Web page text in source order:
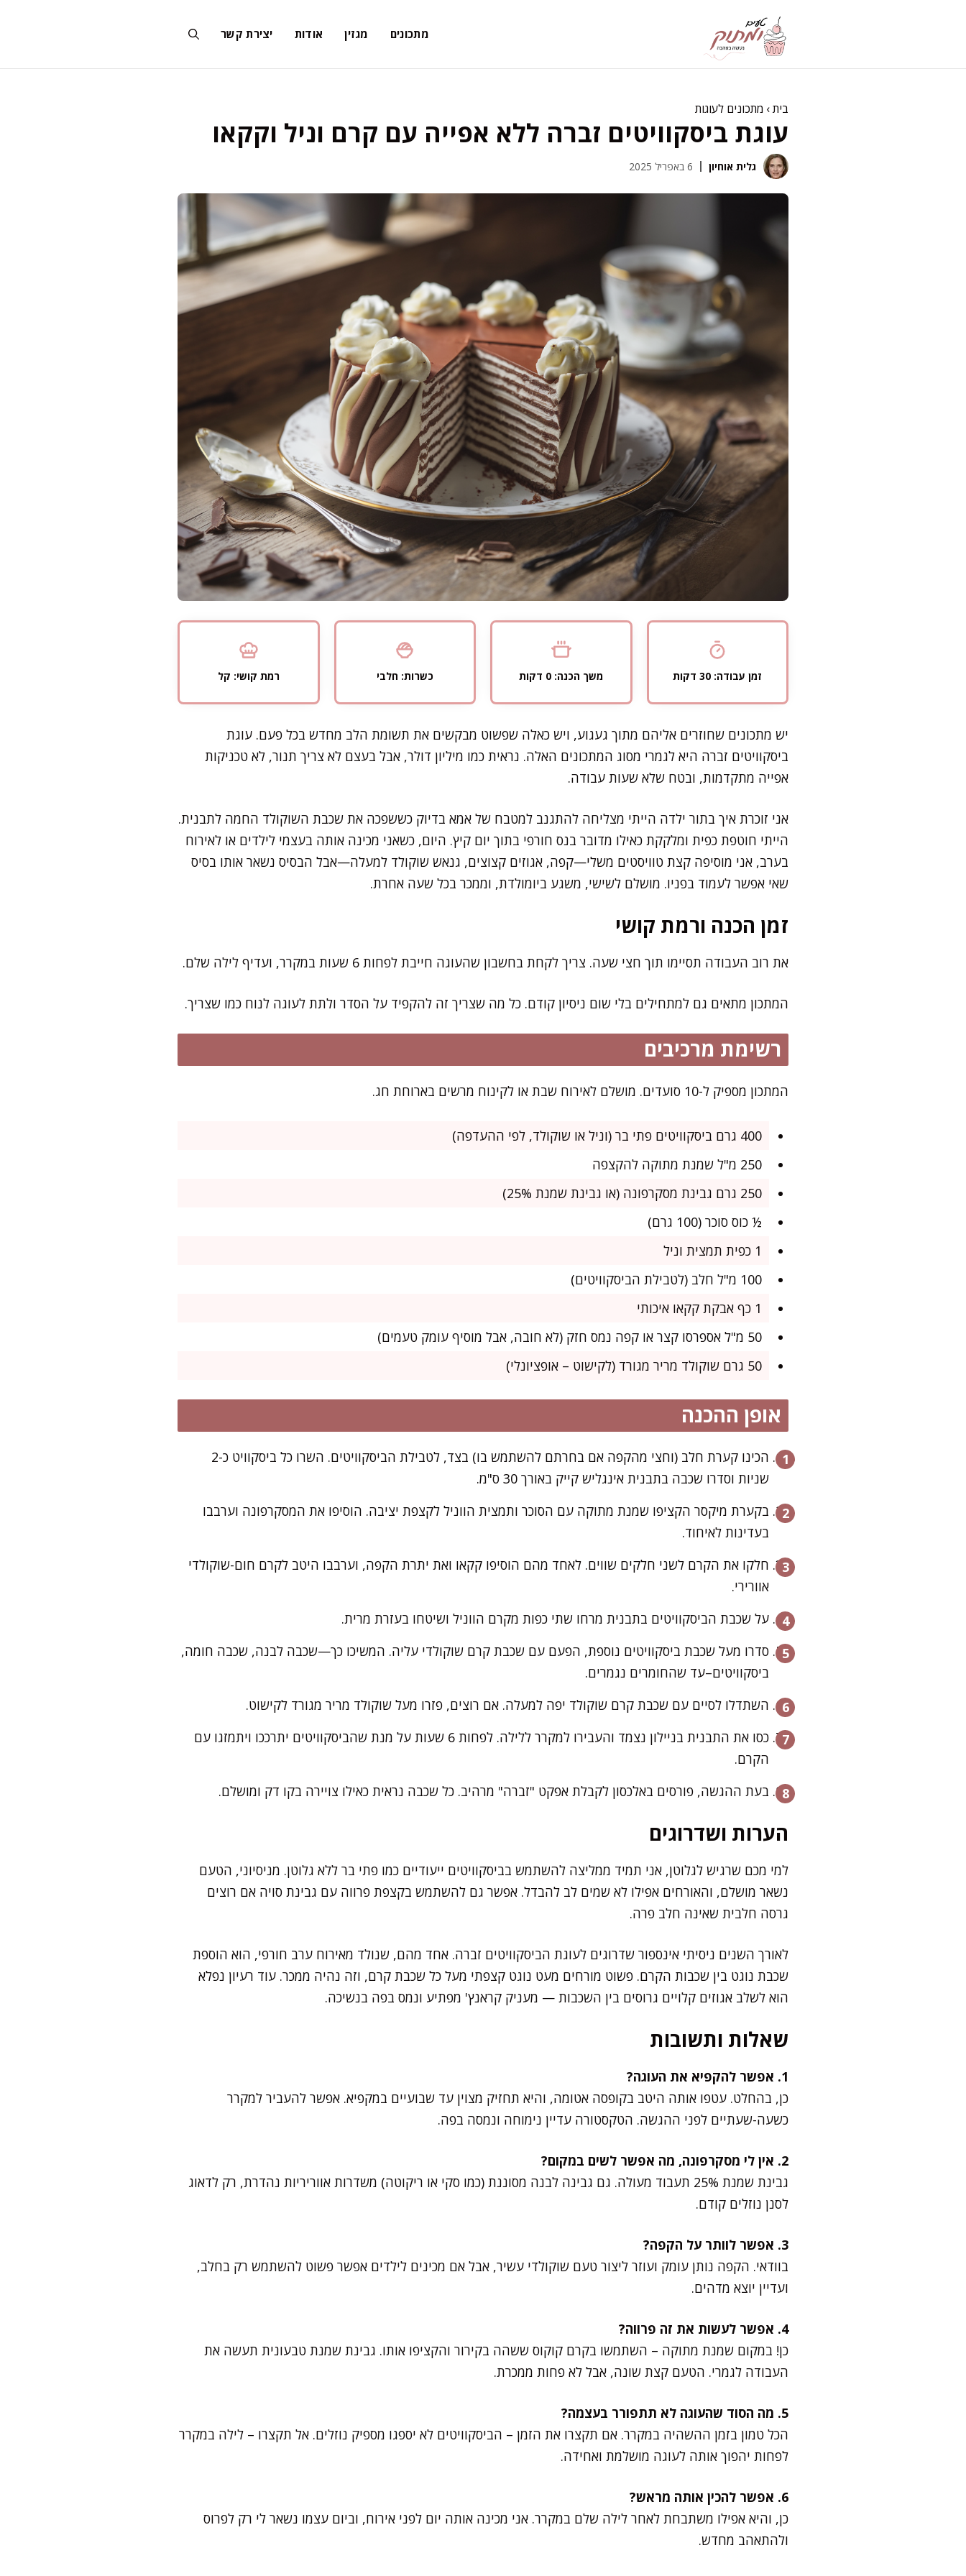
מתכונים מגזין אודות יצירת קשר
בית› מתכונים לעוגות
עוגת ביסקוויטים זברה ללא אפייה עם קרם וניל וקקאו
גלית אוחיון 6 באפריל 2025
זמן עבודה: 30 דקות משך הכנה: 0 דקות כשרות: חלבי רמת קושי: קל
יש מתכונים שחוזרים אליהם מתוך געגוע, ויש כאלה שפשוט מבקשים את תשומת הלב מחדש בכל פעם. עוגת
ביסקוויטים זברה היא לגמרי מסוג המתכונים האלה. נראית כמו מיליון דולר, אבל בעצם לא צריך תנור, לא טכניקות
אפייה מתקדמות, ובטח שלא שעות עבודה.
אני זוכרת איך בתור ילדה הייתי מצליחה להתגנב למטבח של אמא בדיוק כששפכה את שכבת השוקולד החמה לתבנית.
הייתי חוטפת כפית ומלקקת כאילו מדובר בנס חורפי בתוך יום קיץ. היום, כשאני מכינה אותה בעצמי לילדים או לאירוח
בערב, אני מוסיפה קצת טוויסטים משלי—קפה, אגוזים קצוצים, גנאש שוקולד למעלה—אבל הבסיס נשאר אותו בסיס
שאי אפשר לעמוד בפניו. מושלם לשישי, משגע ביומולדת, וממכר בכל שעה אחרת.
זמן הכנה ורמת קושי
את רוב העבודה תסיימו תוך חצי שעה. צריך לקחת בחשבון שהעוגה חייבת לפחות 6 שעות במקרר, ועדיף לילה שלם.
המתכון מתאים גם למתחילים בלי שום ניסיון קודם. כל מה שצריך זה להקפיד על הסדר ולתת לעוגה לנוח כמו שצריך.
רשימת מרכיבים
המתכון מספיק ל-10 סועדים. מושלם לאירוח שבת או לקינוח מרשים בארוחת חג.
400 גרם ביסקוויטים פתי בר (וניל או שוקולד, לפי ההעדפה)
250 מ"ל שמנת מתוקה להקצפה
250 גרם גבינת מסקרפונה (או גבינת שמנת 25%)
½ כוס סוכר (100 גרם)
1 כפית תמצית וניל
100 מ"ל חלב (לטבילת הביסקוויטים)
1 כף אבקת קקאו איכותי
50 מ"ל אספרסו קצר או קפה נמס חזק (לא חובה, אבל מוסיף עומק טעמים)
50 גרם שוקולד מריר מגורד (לקישוט – אופציונלי)
אופן ההכנה
הכינו קערת חלב (וחצי מהקפה אם בחרתם להשתמש בו) בצד, לטבילת הביסקוויטים. השרו כל ביסקוויט כ-2
שניות וסדרו שכבה בתבנית אינגליש קייק באורך 30 ס"מ.
בקערת מיקסר הקציפו שמנת מתוקה עם הסוכר ותמצית הווניל לקצפת יציבה. הוסיפו את המסקרפונה וערבבו
בעדינות לאיחוד.
חלקו את הקרם לשני חלקים שווים. לאחד מהם הוסיפו קקאו ואת יתרת הקפה, וערבבו היטב לקרם חום-שוקולדי
אוורירי.
על שכבת הביסקוויטים בתבנית מרחו שתי כפות מקרם הווניל ושיטחו בעזרת מרית.
סדרו מעל שכבת ביסקוויטים נוספת, הפעם עם שכבת קרם שוקולדי עליה. המשיכו כך—שכבה לבנה, שכבה חומה,
ביסקוויטים–עד שהחומרים נגמרים.
השתדלו לסיים עם שכבת קרם שוקולד יפה למעלה. אם רוצים, פזרו מעל שוקולד מריר מגורד לקישוט.
כסו את התבנית בניילון נצמד והעבירו למקרר ללילה. לפחות 6 שעות על מנת שהביסקוויטים יתרככו ויתמזגו עם
הקרם.
בעת ההגשה, פורסים באלכסון לקבלת אפקט "זברה" מרהיב. כל שכבה נראית כאילו צויירה בקו דק ומושלם.
הערות ושדרוגים
למי מכם שרגיש לגלוטן, אני תמיד ממליצה להשתמש בביסקוויטים ייעודיים כמו פתי בר ללא גלוטן. מניסיוני, הטעם
נשאר מושלם, והאורחים אפילו לא שמים לב להבדל. אפשר גם להשתמש בקצפת פרווה עם גבינת סויה אם רוצים
גרסה חלבית שאינה חלב פרה.
לאורך השנים ניסיתי אינספור שדרוגים לעוגת הביסקוויטים זברה. אחד מהם, שנולד מאירוח ערב חורפי, הוא הוספת
שכבת נוגט בין שכבות הקרם. פשוט מורחים מעט נוגט קצפתי מעל כל שכבת קרם, וזה נהיה ממכר. עוד רעיון נפלא
הוא לשלב אגוזים קלויים גרוסים בין השכבות — מעניק קראנץ' מפתיע ונמס בפה בנשיכה.
שאלות ותשובות
1. אפשר להקפיא את העוגה?
כן, בהחלט. עטפו אותה היטב בקופסה אטומה, והיא תחזיק מצוין עד שבועיים במקפיא. אפשר להעביר למקרר
כשעה-שעתיים לפני ההגשה. הטקסטורה עדיין נימוחה ונמסה בפה.
2. אין לי מסקרפונה, מה אפשר לשים במקום?
גבינת שמנת 25% תעבוד מעולה. גם גבינה לבנה מסוננת (כמו סקי או ריקוטה) משדרות אווריריות נהדרת, רק לדאוג
לסנן נוזלים קודם.
3. אפשר לוותר על הקפה?
בוודאי. הקפה נותן עומק ועוזר ליצור טעם שוקולדי עשיר, אבל אם מכינים לילדים אפשר פשוט להשתמש רק בחלב,
ועדיין יוצא מדהים.
4. אפשר לעשות את זה פרווה?
כן! במקום שמנת מתוקה – השתמשו בקרם קוקוס ששהה בקירור והקציפו אותו. גבינת שמנת טבעונית תעשה את
העבודה לגמרי. הטעם קצת שונה, אבל לא פחות ממכרת.
5. מה הסוד שהעוגה לא תתפורר בעצמה?
הכל טמון בזמן ההשהיה במקרר. אם תקצרו את הזמן – הביסקוויטים לא יספגו מספיק נוזלים. אל תקצרו – לילה במקרר
לפחות יהפוך אותה לעוגה מושלמת ואחידה.
6. אפשר להכין אותה מראש?
כן, והיא אפילו משתבחת לאחר לילה שלם במקרר. אני מכינה אותה יום לפני אירוח, וביום עצמו נשאר לי רק לפרוס
ולהתאהב מחדש.